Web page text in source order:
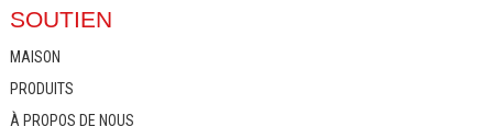
SOUTIEN
MAISON
PRODUITS
À PROPOS DE NOUS